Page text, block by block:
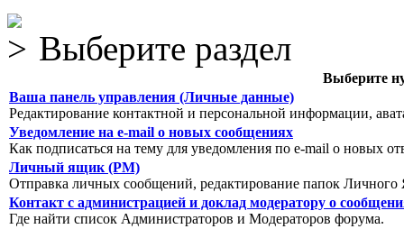
Выберите раздел
Выберите
Ваша панель управления (Личные данные)
Редактирование контактной и персональной информации,
Уведомление на e-mail о новых сообщениях
Как подписаться на тему для уведомления по e-mail о новых
Личный ящик (PM)
Отправка личных сообщений, редактирование папок
Контакт с администрацией и доклад модератору о
Где найти список Администраторов и Модераторов форума.